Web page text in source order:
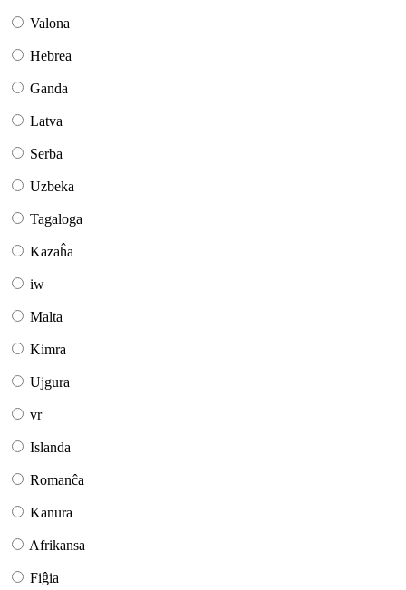
Valona
Hebrea
Ganda
Latva
Serba
Uzbeka
Tagaloga
Kazaĥa
iw
Malta
Kimra
Ujgura
vr
Islanda
Romanĉa
Kanura
Afrikansa
Fiĝia